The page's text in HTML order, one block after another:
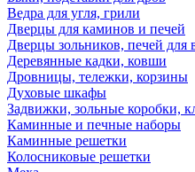
Ведра для угля, грили
Дверцы для каминов и печей
Дверцы зольников, печей для
Деревянные кадки, ковши
Дровницы, тележки, корзины
Духовые шкафы
Задвижки, зольные коробки,
Каминные и печные наборы
Каминные решетки
Колосниковые решетки